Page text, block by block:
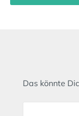
Das könnte